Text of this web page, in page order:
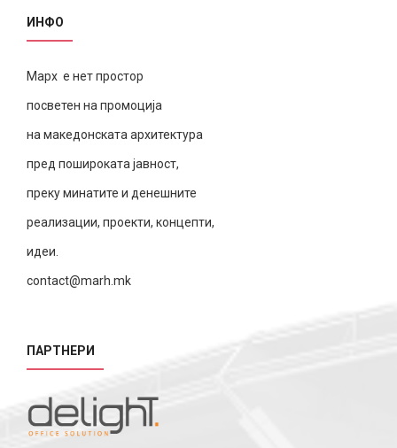
ИНФО
Марх е нет простор
посветен на промоција
на македонската архитектура
пред пошироката јавност,
преку минатите и денешните
реализации, проекти, концепти,
идеи.
contact@marh.mk
ПАРТНЕРИ